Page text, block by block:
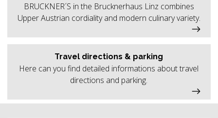
BRUCKNER´S in the Brucknerhaus Linz combines
Upper Austrian cordiality and modern culinary variety.
Travel directions & parking
Here can you find detailed informations about travel
directions and parking.